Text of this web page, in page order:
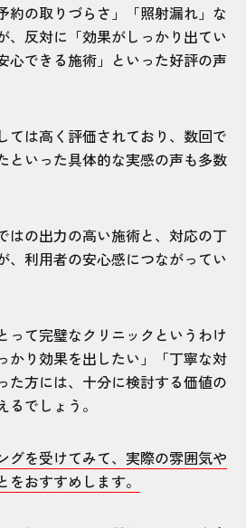
約の取りづらさ」「照射漏れ」な
、反対に「効果がしっかり出てい
心できる施術」といった好評の声
ては高く評価されており、数回で
といった具体的な実感の声も多数
はの出力の高い施術と、対応の丁
、利用者の安心感につながってい
って完璧なクリニックというわけ
かり効果を出したい」「丁寧な対
た方には、十分に検討する価値の
でしょう。
グを受けてみて、実際の雰囲気や
おすすめします。